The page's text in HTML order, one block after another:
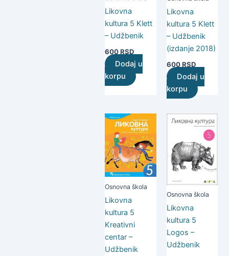
Likovna
kultura 5 Klett
– Udžbenik
600RSD
Dodaj u
korpu
Likovna
kultura 5 Klett
– Udžbenik
(izdanje 2018)
600RSD
Dodaj u
korpu
Osnovna škola
Likovna
kultura 5
Kreativni
centar –
Udžbenik
Osnovna škola
Likovna
kultura 5
Logos –
Udžbenik